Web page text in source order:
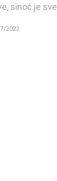
sinoć je
2022